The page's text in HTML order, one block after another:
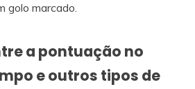
golo marcado.
a pontuação no
e outros tipos de